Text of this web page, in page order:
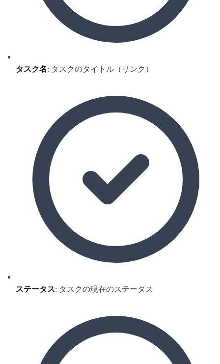
タスク名: タスクのタイトル（リンク）
ステータス: タスクの現在のステータス